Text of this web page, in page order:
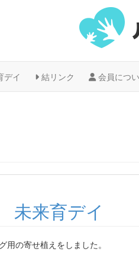
デイ 結リンク 会員につ
未来育デイ
の寄せ植えをしました。